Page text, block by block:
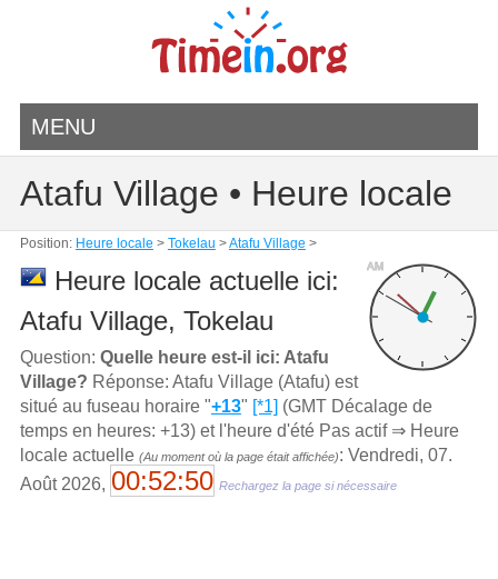
MENU
Atafu Village • Heure locale
Position: Heure locale > Tokelau >Atafu Village >
AM
Heure locale actuelle ici:
Atafu Village, Tokelau
Question: Quelle heure est-il ici: Atafu
Village? Réponse: Atafu Village (Atafu) est
situé au fuseau horaire "+13" [*1] (GMT Décalage de
temps en heures: +13) et l'heure d'été Pas actif ⇒ Heure
locale actuelle (Au moment où la page était affichée): Vendredi, 07.
Août 2026, 00:52:50 Rechargez la page si nécessaire